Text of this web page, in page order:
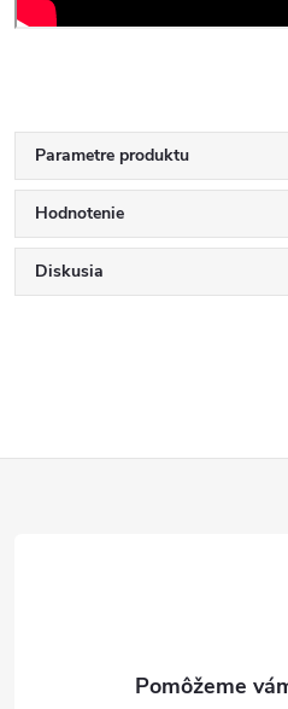
Parametre produktu
Hodnotenie
Diskusia